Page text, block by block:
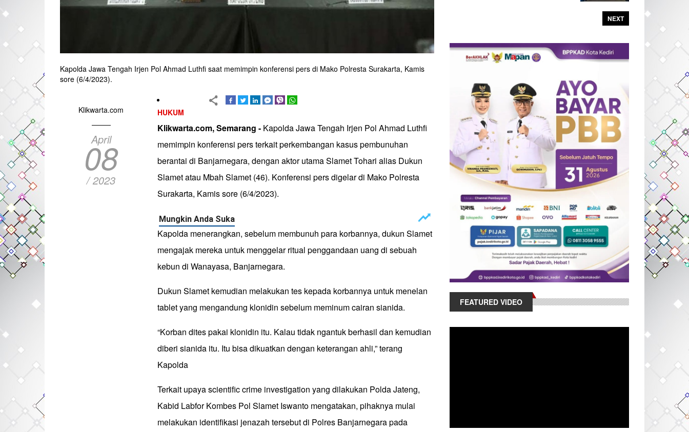
Kapolda Jawa Tengah Irjen Pol Ahmad Luthfi saat memimpin konferensi pers di Mako Polresta Surakarta, Kamis
sore (6/4/2023).
Klikwarta.com
April
08
/ 2023
HUKUM
Klikwarta.com, Semarang - Kapolda Jawa Tengah Irjen Pol Ahmad Luthfi
memimpin konferensi pers terkait perkembangan kasus pembunuhan
berantai di Banjarnegara, dengan aktor utama Slamet Tohari alias Dukun
Slamet atau Mbah Slamet (46). Konferensi pers digelar di Mako Polresta
Surakarta, Kamis sore (6/4/2023).
Kapolda menerangkan, sebelum membunuh para korbannya, dukun Slamet
mengajak mereka untuk menggelar ritual penggandaan uang di sebuah
kebun di Wanayasa, Banjarnegara.
Dukun Slamet kemudian melakukan tes kepada korbannya untuk menelan
tablet yang mengandung klonidin sebelum meminum cairan sianida.
“Korban dites pakai klonidin itu. Kalau tidak ngantuk berhasil dan kemudian
diberi sianida itu. Itu bisa dikuatkan dengan keterangan ahli,” terang
Kapolda
Terkait upaya scientific crime investigation yang dilakukan Polda Jateng,
Kabid Labfor Kombes Pol Slamet Iswanto mengatakan, pihaknya mulai
melakukan identifikasi jenazah tersebut di Polres Banjarnegara pada
NEXT
FEATURED VIDEO